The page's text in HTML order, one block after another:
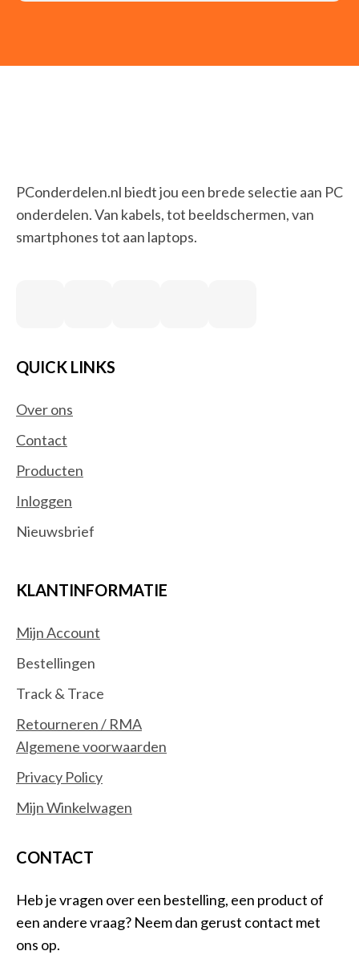
PConderdelen.nl biedt jou een brede selectie aan PC
onderdelen. Van kabels, tot beeldschermen, van
smartphones tot aan laptops.
QUICK LINKS
Over ons
Contact
Producten
Inloggen
Nieuwsbrief
KLANTINFORMATIE
Mijn Account
Bestellingen
Track & Trace
Retourneren / RMA
Algemene voorwaarden
Privacy Policy
Mijn Winkelwagen
CONTACT
Heb je vragen over een bestelling, een product of
een andere vraag? Neem dan gerust contact met
ons op.